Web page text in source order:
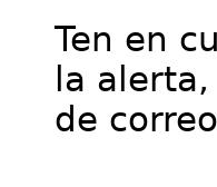
Ten en
la
de